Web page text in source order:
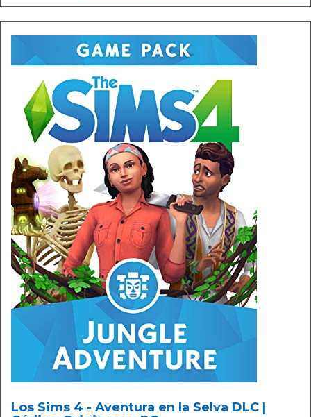
Los Sims 4 - Aventura en la Selva DLC |